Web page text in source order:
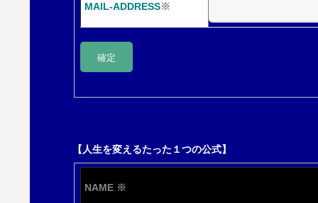
MAIL-ADDRESS※
【人生を変えるたった１つの公式】
NAME ※